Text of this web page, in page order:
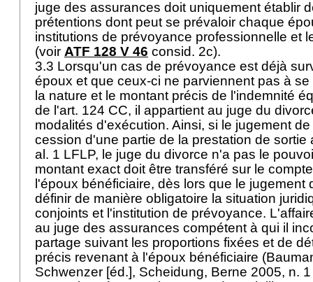
juge des assurances doit uniquement établir
prétentions dont peut se prévaloir chaque
institutions de prévoyance professionnelle et
(voir ATF 128 V 46 consid. 2c).
3.3 Lorsqu'un cas de prévoyance est déjà
époux et que ceux-ci ne parviennent pas à
la nature et le montant précis de l'indemnité
de l'art. 124 CC, il appartient au juge du
modalités d'exécution. Ainsi, si le jugement
cession d'une partie de la prestation de sortie
al. 1 LFLP, le juge du divorce n'a pas le
montant exact doit être transféré sur le
l'époux bénéficiaire, dès lors que le jugement
définir de manière obligatoire la situation
conjoints et l'institution de prévoyance.
au juge des assurances compétent à qui il
partage suivant les proportions fixées et de
précis revenant à l'époux bénéficiaire
Schwenzer [éd.], Scheidung, Berne 2005, n.